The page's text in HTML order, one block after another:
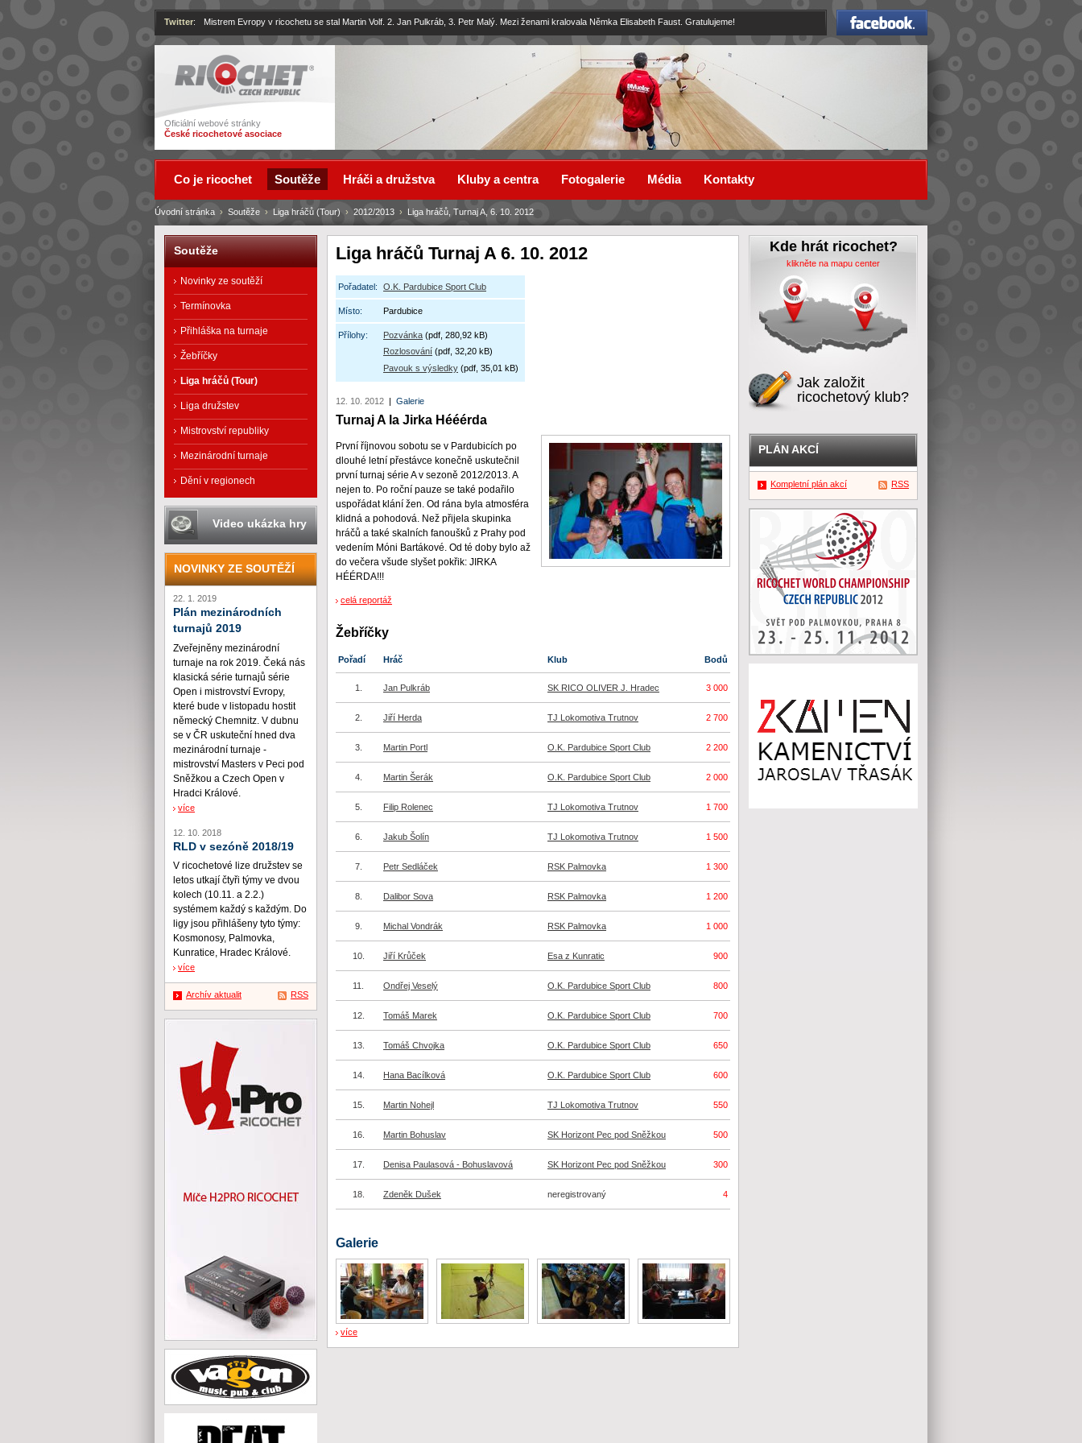
Ricochet
Oficiální webové stránky
České ricochetové asociace
Facebook
Twitter: Mistrem Evropy v ricochetu se stal Martin Volf. 2. Jan Pulkráb, 3. Petr Malý. Mezi ženami kralovala Němka Elisabeth Faust. Gratulujeme!
Liga hráčů Turnaj A 6. 10. 2012
Pořadatel: O.K. Pardubice Sport Club
Místo: Pardubice
Přílohy: Pozvánka (pdf, 280,92 kB)
Rozlosování (pdf, 32,20 kB)
Pavouk s výsledky (pdf, 35,01 kB)
12. 10. 2012 | Galerie
Turnaj A la Jirka Hééérda
První říjnovou sobotu se v Pardubicích po
dlouhé letní přestávce konečně uskutečnil
první turnaj série A v sezoně 2012/2013. A
nejen to. Po roční pauze se také podařilo
uspořádat klání žen. Od rána byla atmosféra
klidná a pohodová. Než přijela skupinka
hráčů a také skalních fanoušků z Prahy pod
vedením Móni Bartákové. Od té doby bylo až
do večera všude slyšet pokřik: JIRKA
HÉÉRDA!!!
celá reportáž
Žebříčky
Pořadí Hráč Klub Bodů
1. Jan Pulkráb SK RICO OLIVER J. Hradec 3 000
2. Jiří Herda TJ Lokomotiva Trutnov 2 700
3. Martin Portl O.K. Pardubice Sport Club 2 200
4. Martin Šerák O.K. Pardubice Sport Club 2 000
5. Filip Rolenec TJ Lokomotiva Trutnov 1 700
6. Jakub Šolín TJ Lokomotiva Trutnov 1 500
7. Petr Sedláček RSK Palmovka 1 300
8. Dalibor Sova RSK Palmovka 1 200
9. Michal Vondrák RSK Palmovka 1 000
10. Jiří Krůček Esa z Kunratic 900
11. Ondřej Veselý O.K. Pardubice Sport Club 800
12. Tomáš Marek O.K. Pardubice Sport Club 700
13. Tomáš Chvojka O.K. Pardubice Sport Club 650
14. Hana Bacílková O.K. Pardubice Sport Club 600
15. Martin Nohejl TJ Lokomotiva Trutnov 550
16. Martin Bohuslav SK Horizont Pec pod Sněžkou 500
17. Denisa Paulasová - Bohuslavová SK Horizont Pec pod Sněžkou 300
18. Zdeněk Dušek neregistrovaný 4
Galerie
více
Úvodní stránka › Soutěže › Liga hráčů (Tour) › 2012/2013 › Liga hráčů, Turnaj A, 6. 10. 2012
Co je ricochet Soutěže Hráči a družstva Kluby a centra Fotogalerie Média Kontakty
Soutěže
Novinky ze soutěží
Termínovka
Přihláška na turnaje
Žebříčky
Liga hráčů (Tour)
Liga družstev
Mistrovství republiky
Mezinárodní turnaje
Dění v regionech
Video ukázka hry
NOVINKY ZE SOUTĚŽÍ
22. 1. 2019
Plán mezinárodních
turnajů 2019
Zveřejněny mezinárodní
turnaje na rok 2019. Čeká nás
klasická série turnajů série
Open i mistrovství Evropy,
které bude v listopadu hostit
německý Chemnitz. V dubnu
se v ČR uskuteční hned dva
mezinárodní turnaje -
mistrovství Masters v Peci pod
Sněžkou a Czech Open v
Hradci Králové.
více
12. 10. 2018
RLD v sezóně 2018/19
V ricochetové lize družstev se
letos utkají čtyři týmy ve dvou
kolech (10.11. a 2.2.)
systémem každý s každým. Do
ligy jsou přihlášeny tyto týmy:
Kosmonosy, Palmovka,
Kunratice, Hradec Králové.
více
Archív aktualit RSS
Kde hrát ricochet?
klikněte na mapu center
Jak založit
ricochetový klub?
PLÁN AKCÍ
Kompletní plán akcí RSS